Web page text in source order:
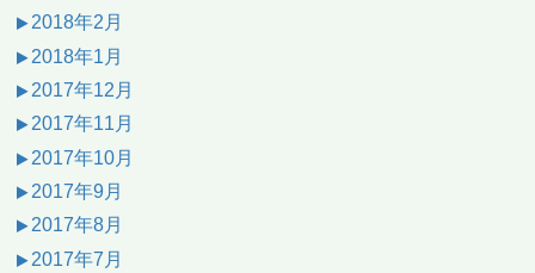
2018年2月
2018年1月
2017年12月
2017年11月
2017年10月
2017年9月
2017年8月
2017年7月